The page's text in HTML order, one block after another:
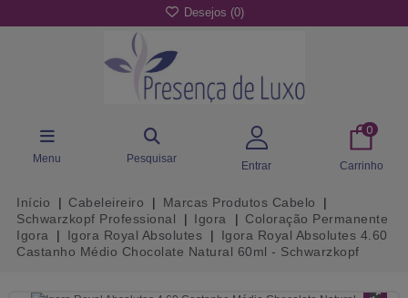
Desejos (0)
Menu Pesquisar
Entrar
0
Carrinho
Início Cabeleireiro
Marcas Produtos Cabelo
Schwarzkopf Professional
Igora
Coloração Permanente
Igora
Igora Royal Absolutes
Igora Royal Absolutes 4.60
Castanho Médio Chocolate Natural 60ml - Schwarzkopf